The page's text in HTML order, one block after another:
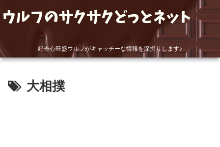
好奇心旺盛ウルフがキャッチーな情報を深掘りします♪
大相撲